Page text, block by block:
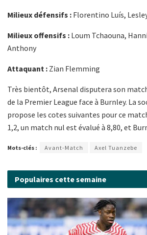
Milieux défensifs : Florentino Luís,
Milieux offensifs : Loum Tchaouna,
Anthony
Attaquant : Zian Flemming
Très bientôt, Arsenal disputera son
de la Premier League face à Burnley. La
propose les cotes suivantes pour ce
1,2, un match nul est évalué à 8,80, et
Mots-clés : Avant-Match Axel Tuanzebe
Populaires cette semaine